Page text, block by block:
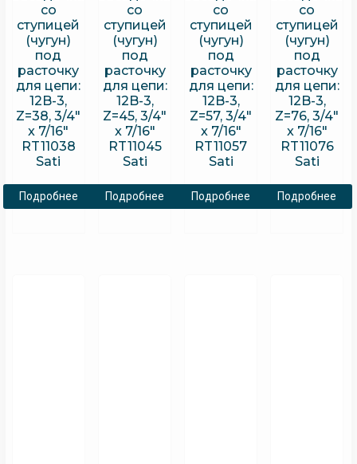
со
ступицей
(чугун)
под
расточку
для цепи:
12B-3,
Z=38, 3/4″
x 7/16″
RT11038
Sati
Подробнее
со
ступицей
(чугун)
под
расточку
для цепи:
12B-3,
Z=45, 3/4″
x 7/16″
RT11045
Sati
Подробнее
со
ступицей
(чугун)
под
расточку
для цепи:
12B-3,
Z=57, 3/4″
x 7/16″
RT11057
Sati
Подробнее
со
ступицей
(чугун)
под
расточку
для цепи:
12B-3,
Z=76, 3/4″
x 7/16″
RT11076
Sati
Подробнее